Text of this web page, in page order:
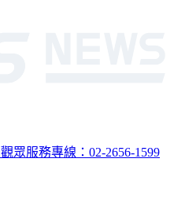
觀眾服務專線：02-2656-1599